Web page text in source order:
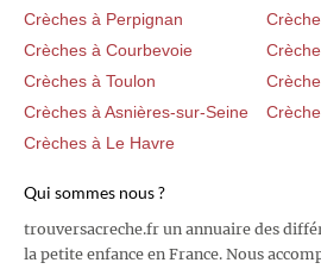
Crèches à Perpignan
Crèches à Courbevoie
Crèches à Toulon
Crèches à Asnières-sur-Seine
Crèches à Le Havre
Qui sommes nous ?
trouversacreche.fr un annuaire des
la petite enfance en France. Nous